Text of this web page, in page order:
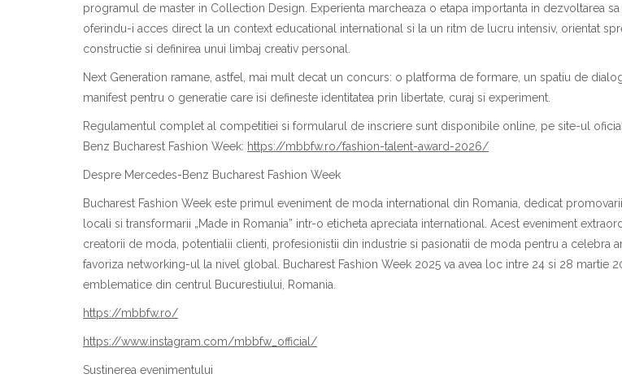
programul de master in Collection Design. Experienta marcheaza o etapa importanta in dezvoltarea sa
oferindu-i acces direct la un context educational international si la un ritm de lucru intensiv, orientat
constructie si definirea unui limbaj creativ personal.
Next Generation ramane, astfel, mai mult decat un concurs: o platforma de formare, un spatiu de
manifest pentru o generatie care isi defineste identitatea prin libertate, curaj si experiment.
Regulamentul complet al competitiei si formularul de inscriere sunt disponibile online, pe site-ul
Benz Bucharest Fashion Week: https://mbbfw.ro/fashion-talent-award-2026/
Despre Mercedes-Benz Bucharest Fashion Week
Bucharest Fashion Week este primul eveniment de moda international din Romania, dedicat promova
locali si transformarii „Made in Romania” intr-o eticheta apreciata international. Acest eveniment
creatorii de moda , potentialii clienti, profesionistii din industrie si pasionatii de moda pentru a celebra
favoriza networking-ul la nivel global. Bucharest Fashion Week 2025 va avea loc intre 24 si 28 martie
emblematice din centrul Bucurestiului, Romania.
https://mbbfw.ro/
https://www.instagram.com/mbbfw_official/
Sustinerea evenimentului